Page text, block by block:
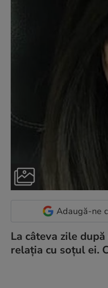
Adaugă-ne
La câteva zile
relația cu soțul ei.